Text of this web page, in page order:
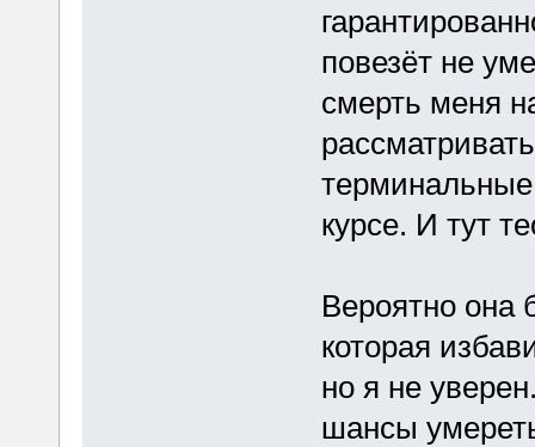
повезёт не
смерть меня
курсе. И тут
Вероятно она
которая
но я не
шансы